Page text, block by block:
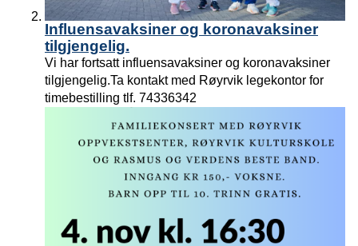
Influensavaksiner og koronavaksiner
tilgjengelig.
Vi har fortsatt influensavaksiner og koronavaksiner
tilgjengelig.Ta kontakt med Røyrvik legekontor for
timebestilling tlf. 74336342